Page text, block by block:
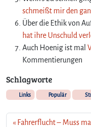
schmeißt mir den
Über die Ethik von
hat ihre Unschuld
Auch Hoenig ist mal
Kommentierungen
Schlagworte
Links Populär
Fahrerflucht – Muss